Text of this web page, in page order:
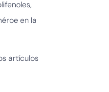
en la
artículos